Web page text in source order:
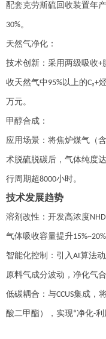
配套克劳斯硫回收装置年
30%。
天然气净化：
技术创新：采用两级吸收+
收天然气中 95%以上的C₂+
万元。
甲醇合成：
应用场景：将焦炉煤气（含
术脱硫脱碳后，气体纯度达
行周期超8000小时。
技术发展趋势
溶剂改性：开发高浓度NHD
气体吸收容量提升15%~20%
智能化控制：引入AI算法
原料气成分波动，净化气
低碳耦合：与CCUS集成，
酸二甲酯），实现“净化-利